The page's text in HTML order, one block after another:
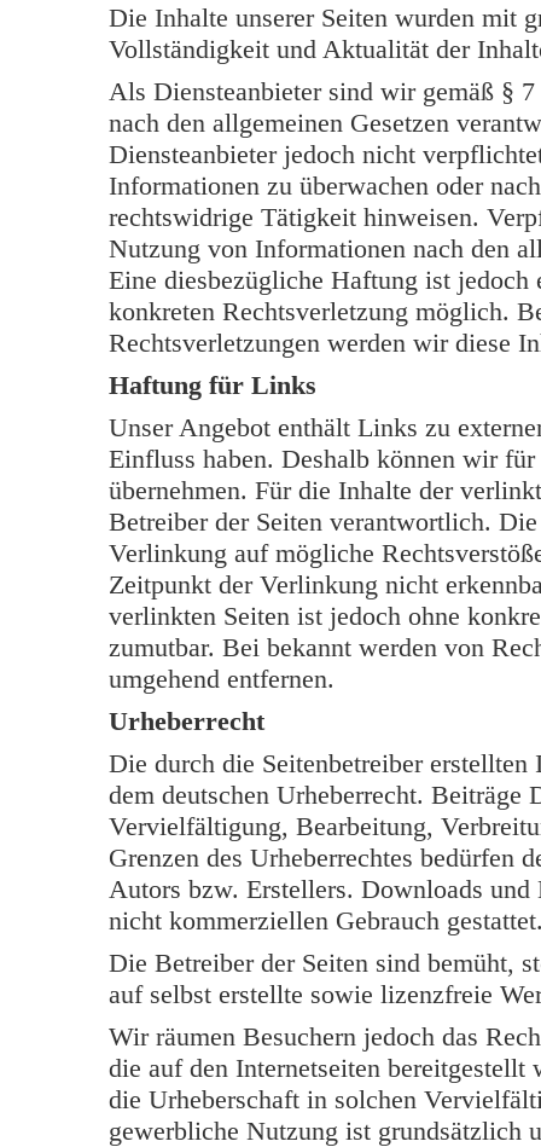
Die Inhalte unserer Seiten wurden mit
Vollständigkeit und Aktualität der
Als Diensteanbieter sind wir gemäß §
nach den allgemeinen Gesetzen
Diensteanbieter jedoch nicht
Informationen zu überwachen oder
rechtswidrige Tätigkeit hinweisen.
Nutzung von Informationen nach den
Eine diesbezügliche Haftung ist
konkreten Rechtsverletzung möglich.
Rechtsverletzungen werden wir diese
Haftung für Links
Unser Angebot enthält Links zu
Einfluss haben. Deshalb können wir
übernehmen. Für die Inhalte der
Betreiber der Seiten verantwortlich.
Verlinkung auf mögliche
Zeitpunkt der Verlinkung nicht
verlinkten Seiten ist jedoch ohne
zumutbar. Bei bekannt werden von
umgehend entfernen.
Urheberrecht
Die durch die Seitenbetreiber
dem deutschen Urheberrecht.
Vervielfältigung, Bearbeitung,
Grenzen des Urheberrechtes bedürfen
Autors bzw. Erstellers. Downloads
nicht kommerziellen Gebrauch
Die Betreiber der Seiten sind bemüht,
auf selbst erstellte sowie lizenzfreie
Wir räumen Besuchern jedoch das
die auf den Internetseiten
die Urheberschaft in solchen
gewerbliche Nutzung ist grundsätzlich